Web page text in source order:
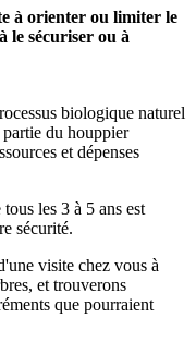
à orienter ou limiter le
le sécuriser ou à
biologique naturel
du houppier
et dépenses
les 3 à 5 ans est
sécurité.
visite chez vous à
et trouverons
que pourraient